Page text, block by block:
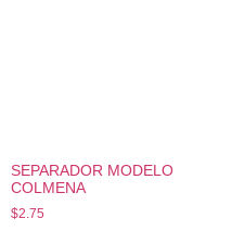
SEPARADOR MODELO
COLMENA
$2.75